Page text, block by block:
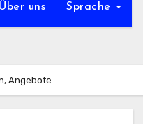
Über uns Sprache
Angebote